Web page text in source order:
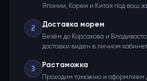
Японии, Кореи и Китая под ваш
2 Доставка морем
Везём до Корсакова и
доставки виден в личном
3 Растаможка
Проходим таможню и оформляем